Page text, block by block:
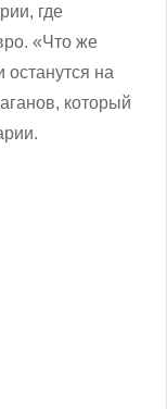
где
«Что же
останутся на
который